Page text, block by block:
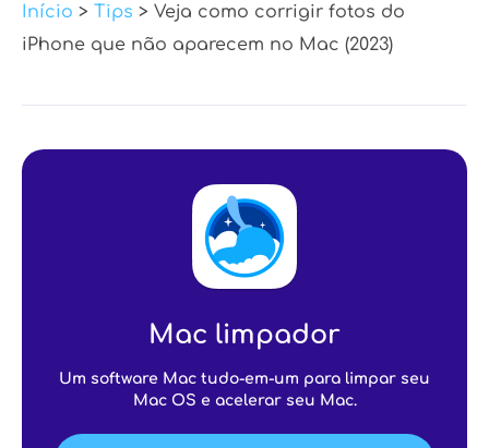
Início > Tips > Veja como corrigir fotos do
iPhone que não aparecem no Mac (2023)
Mac limpador
Um software Mac tudo-em-um para limpar seu
Mac OS e acelerar seu Mac.